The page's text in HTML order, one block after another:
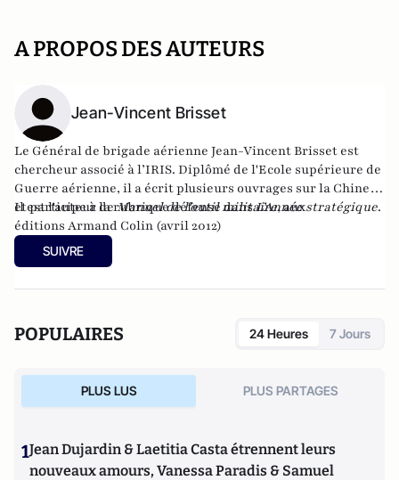
A PROPOS DES AUTEURS
Jean-Vincent Brisset
Le Général de brigade aérienne Jean-Vincent Brisset est
chercheur associé à l’IRIS. Diplômé de l'Ecole supérieure de
Guerre aérienne, il a écrit plusieurs ouvrages sur la Chine,
et participe à la rubrique défense dansL’Année stratégique.
Il est l'auteur deManuel de l'outil militaire, aux
éditions Armand Colin (avril 2012)
SUIVRE
POPULAIRES 24 Heures 7 Jours
PLUS LUS PLUS PARTAGES
1Jean Dujardin & Laetitia Casta étrennent leurs
nouveaux amours, Vanessa Paradis & Samuel